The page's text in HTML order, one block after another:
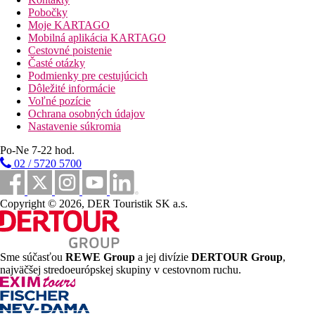
Superior Izba:
Izby sú vybavené manželskou posteľou, dvoma samostatnými
lôžkami alebo jedným lôžkom, detskou postieľkou (za
poplatok), vykurovaním (centrálnym), internetom (zdarma),
trezorom (prípadne za poplatok) a satelit.TV a tiež centrálne
riadenou klimatizáciou. Kúpeľňa so sprchou.
Vzdialenosti
Vzdialenosť od najbližšieho letiska
150 m
Vlaková stanica
Fotogaléria
Pobočky
Moje KARTAGO
Mobilná aplikácia KARTAGO
Cestovné poistenie
Časté otázky
Podmienky pre cestujúcich
Dôležité informácie
Voľné pozície
Ochrana osobných údajov
Nastavenie súkromia
Po-Ne 7-22 hod.
02 / 5720 5700
Copyright © 2026, DER Touristik SK a.s.
Sme súčasťou REWE Group a jej divízie DERTOUR Group,
najväčšej stredoeurópskej skupiny v cestovnom ruchu.